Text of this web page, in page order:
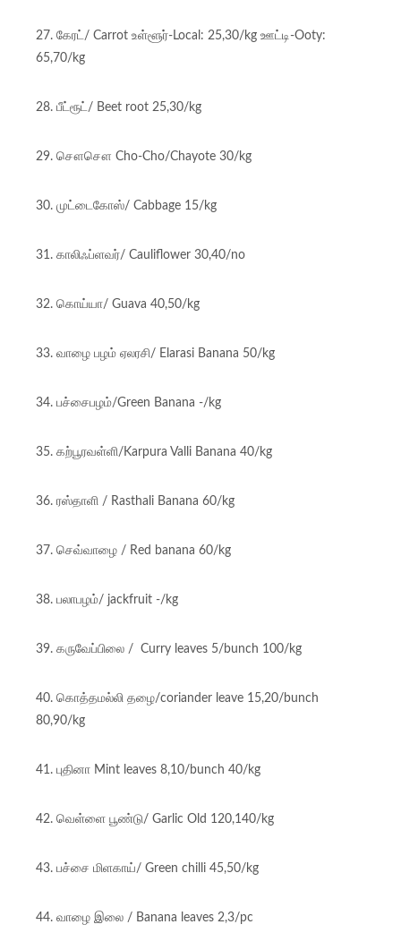
27. கேரட்/ Carrot உள்ளூர்-Local: 25,30/kg ஊட்டி-Ooty:
65,70/kg
28. பீட்ரூட்/ Beet root 25,30/kg
29. சௌசௌ Cho-Cho/Chayote 30/kg
30. முட்டைகோஸ்/ Cabbage 15/kg
31. காலிஃப்ளவர்/ Cauliflower 30,40/no
32. கொய்யா/ Guava 40,50/kg
33. வாழை பழம் ஏலரசி/ Elarasi Banana 50/kg
34. பச்சைபழம்/Green Banana -/kg
35. கற்பூரவள்ளி/Karpura Valli Banana 40/kg
36. ரஸ்தாளி / Rasthali Banana 60/kg
37. செவ்வாழை / Red banana 60/kg
38. பலாபழம்/ jackfruit -/kg
39. கருவேப்பிலை / Curry leaves 5/bunch 100/kg
40. கொத்தமல்லி தழை/coriander leave 15,20/bunch
80,90/kg
41. புதினா Mint leaves 8,10/bunch 40/kg
42. வெள்ளை பூண்டு/ Garlic Old 120,140/kg
43. பச்சை மிளகாய்/ Green chilli 45,50/kg
44. வாழை இலை / Banana leaves 2,3/pc